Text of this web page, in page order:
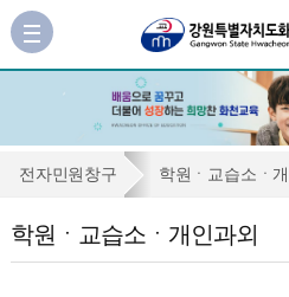
사
이
로
가
학
ㆍ
전자민원창구 학원ㆍ교습소ㆍ
학원ㆍ교습소ㆍ개인과외